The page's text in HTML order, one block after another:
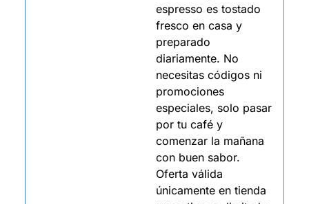
espresso es tostado
fresco en casa y
preparado
diariamente. No
necesitas códigos ni
promociones
especiales, solo pasar
por tu café y
comenzar la mañana
con buen sabor.
Oferta válida
únicamente en tienda